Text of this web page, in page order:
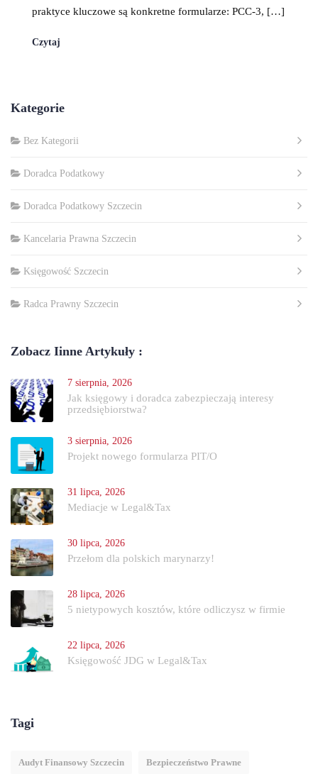
praktyce kluczowe są konkretne formularze: PCC-3, […]
Czytaj
Kategorie
Bez Kategorii
Doradca Podatkowy
Doradca Podatkowy Szczecin
Kancelaria Prawna Szczecin
Księgowość Szczecin
Radca Prawny Szczecin
Zobacz Iinne Artykuły :
7 sierpnia, 2026
Jak księgowy i doradca zabezpieczają interesy
przedsiębiorstwa?
3 sierpnia, 2026
Projekt nowego formularza PIT/O
31 lipca, 2026
Mediacje w Legal&Tax
30 lipca, 2026
Przełom dla polskich marynarzy!
28 lipca, 2026
5 nietypowych kosztów, które odliczysz w firmie
22 lipca, 2026
Księgowość JDG w Legal&Tax
Tagi
Audyt Finansowy Szczecin Bezpieczeństwo Prawne